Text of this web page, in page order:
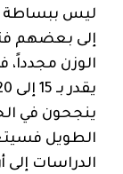
ليس ببساطة
إلى بعضهم
الوزن مجدداً،
ينجحون في
الطويل
الدراسات إلى